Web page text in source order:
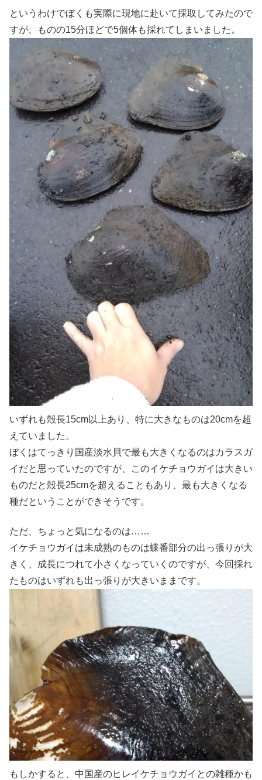
というわけでぼくも実際に現地に赴いて採取してみたので
すが、ものの15分ほどで5個体も採れてしまいました。
いずれも殻長15cm以上あり、特に大きなものは20cmを超
えていました。
ぼくはてっきり国産淡水貝で最も大きくなるのはカラスガ
イだと思っていたのですが、このイケチョウガイは大きい
ものだと殻長25cmを超えることもあり、最も大きくなる
種だということができそうです。
ただ、ちょっと気になるのは……
イケチョウガイは未成熟のものは蝶番部分の出っ張りが大
きく、成長につれて小さくなっていくのですが、今回採れ
たものはいずれも出っ張りが大きいままです。
もしかすると、中国産のヒレイケチョウガイとの雑種かも